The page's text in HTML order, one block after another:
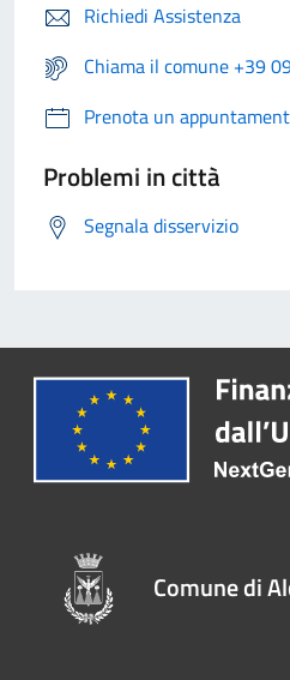
Richiedi Assistenza
Chiama il comune +39
Prenota un
Problemi in città
Segnala disservizio
Comune di